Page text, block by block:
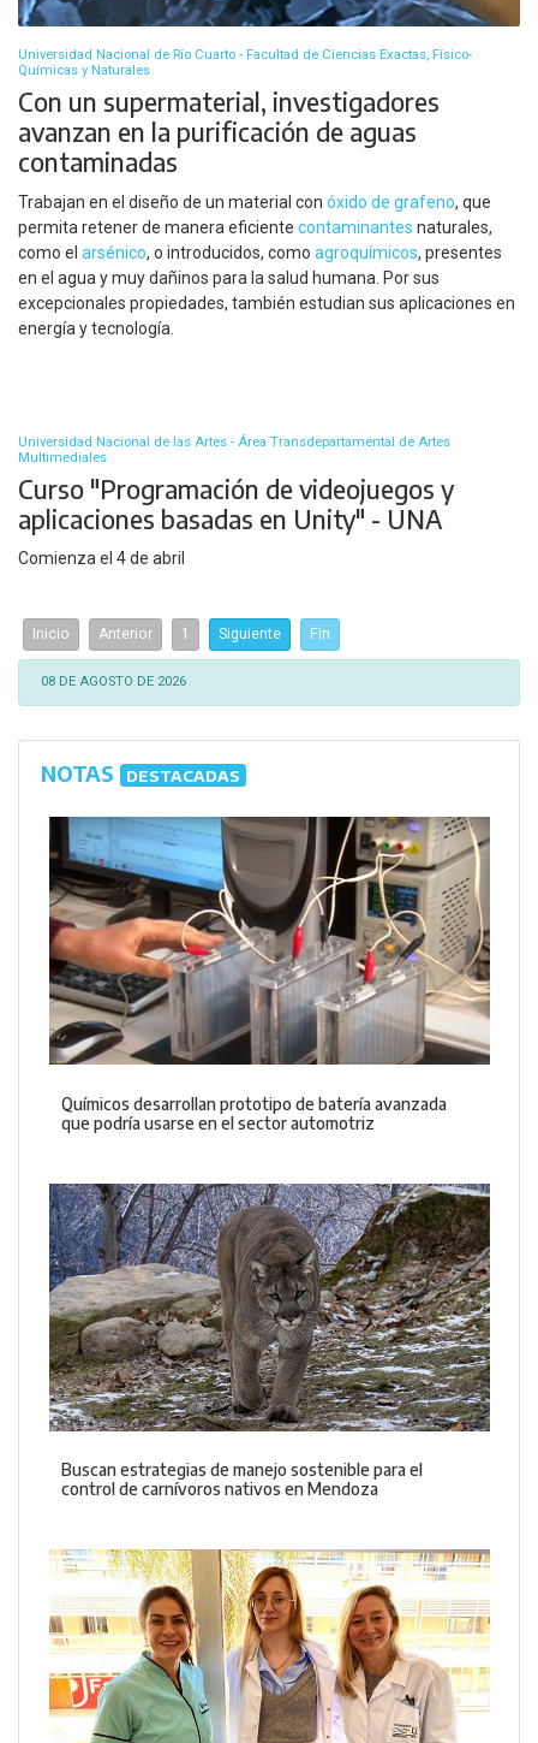
Universidad Nacional de Río Cuarto - Facultad de Ciencias Exactas, Físico-
Químicas y Naturales
Con un supermaterial, investigadores
avanzan en la purificación de aguas
contaminadas
Trabajan en el diseño de un material con óxido de grafeno, que
permita retener de manera eficiente contaminantes naturales,
como el arsénico, o introducidos, como agroquímicos, presentes
en el agua y muy dañinos para la salud humana. Por sus
excepcionales propiedades, también estudian sus aplicaciones en
energía y tecnología.
Universidad Nacional de las Artes - Área Transdepartamental de Artes
Multimediales
Curso "Programación de videojuegos y
aplicaciones basadas en Unity" - UNA
Comienza el 4 de abril
Inicio Anterior 1 Siguiente Fin
08 DE AGOSTO DE 2026
NOTAS DESTACADAS
Químicos desarrollan prototipo de batería avanzada
que podría usarse en el sector automotriz
Buscan estrategias de manejo sostenible para el
control de carnívoros nativos en Mendoza